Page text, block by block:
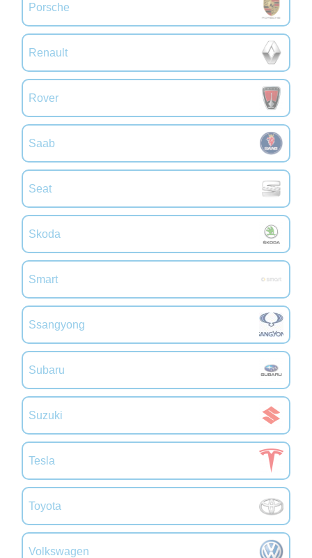
Porsche
Renault
Rover
Saab
Seat
Skoda
Smart
Ssangyong
Subaru
Suzuki
Tesla
Toyota
Volkswagen